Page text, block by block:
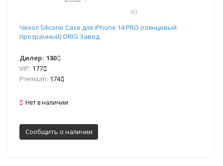
(0)
Чехол Silicone Case для iPhone 14 PRO (глянцевый
прозрачный) ORIG Завод
Дилер: 180
VIP: 177
Premium: 174
Нет в наличии
Сообщить о наличии